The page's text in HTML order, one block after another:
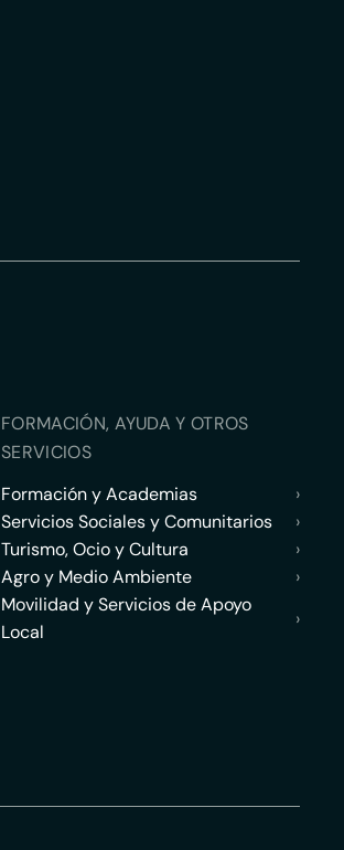
FORMACIÓN, AYUDA Y OTROS
SERVICIOS
Formación y Academias
›
Servicios Sociales y Comunitarios
›
Turismo, Ocio y Cultura
›
Agro y Medio Ambiente
›
Movilidad y Servicios de Apoyo
Local
›